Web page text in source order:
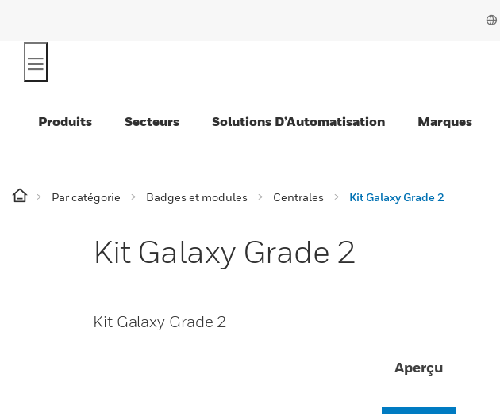
Produits Secteurs Solutions D’Automatisation Marques
Par catégorie Badges et modules Centrales Kit Galaxy Grade 2
Kit Galaxy Grade 2
Kit Galaxy Grade 2
Aperçu